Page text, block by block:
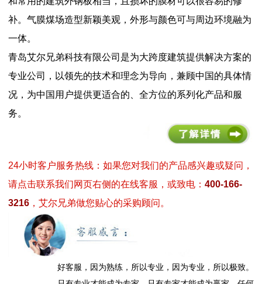
补。气膜煤场造型新颖美观，外形与颜色可与周边环境融为
一体。
青岛艾尔兄弟科技有限公司是为大跨度建筑提供解决方案的
专业公司，以领先的技术和理念为导向，兼顾中国的具体情
况，为中国用户提供更适合的、全方位的系列化产品和服
务。
24小时客户服务热线：如果您对我们的产品感兴趣或疑问，
请点击联系我们网页右侧的在线客服，或致电： 400-166-
3216 ，艾尔兄弟做您贴心的采购顾问。
好客服，因为熟练，所以专业，因为专业，所以极致。